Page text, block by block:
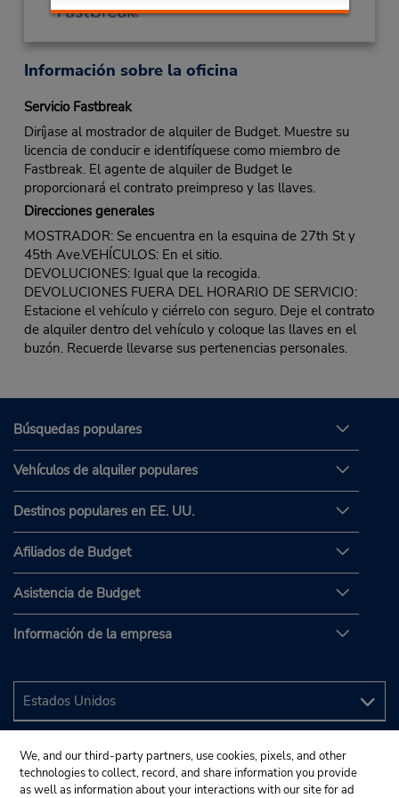
Información sobre la oficina
Servicio Fastbreak
Diríjase al mostrador de alquiler de Budget. Muestre su
licencia de conducir e identifíquese como miembro de
Fastbreak. El agente de alquiler de Budget le
proporcionará el contrato preimpreso y las llaves.
Direcciones generales
MOSTRADOR: Se encuentra en la esquina de 27th St y
45th Ave.VEHÍCULOS: En el sitio.
DEVOLUCIONES: Igual que la recogida.
DEVOLUCIONES FUERA DEL HORARIO DE SERVICIO:
Estacione el vehículo y ciérrelo con seguro. Deje el contrato
de alquiler dentro del vehículo y coloque las llaves en el
buzón. Recuerde llevarse sus pertenencias personales.
Búsquedas populares
Vehículos de alquiler populares
Destinos populares en EE. UU.
Afiliados de Budget
Asistencia de Budget
Información de la empresa
We, and our third-party partners, use cookies, pixels, and other
technologies to collect, record, and share information you provide
as well as information about your interactions with our site for ad